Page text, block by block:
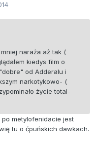
naraża aż tak (
kiedys film o
od Adderalu i
narkotykowo- (
życie total-
po metylofenidacie jest
tu o ćpuńskich dawkach.